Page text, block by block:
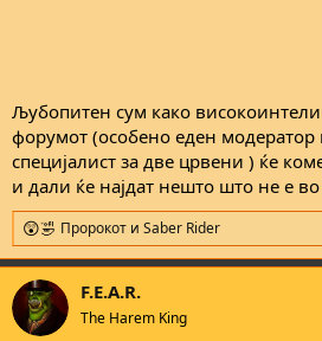
Љубопитен сум како
форумот (особено еден модератор
специјалист за две црвени ) ќе
и дали ќе најдат нешто што не е
R
e
a
c
t
i
Пророкот и Saber Rider
F.E.A.R.
The Harem King